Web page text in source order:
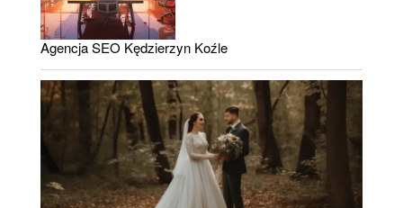
Agencja SEO Kędzierzyn Koźle